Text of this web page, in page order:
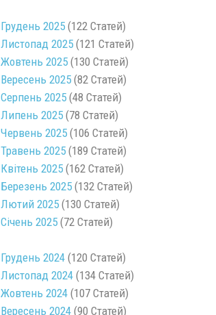
Грудень 2025(122 Статей)
Листопад 2025(121 Статей)
Жовтень 2025(130 Статей)
Вересень 2025(82 Статей)
Серпень 2025(48 Статей)
Липень 2025(78 Статей)
Червень 2025(106 Статей)
Травень 2025(189 Статей)
Квітень 2025(162 Статей)
Березень 2025(132 Статей)
Лютий 2025(130 Статей)
Січень 2025(72 Статей)
Грудень 2024(120 Статей)
Листопад 2024(134 Статей)
Жовтень 2024(107 Статей)
Вересень 2024(90 Статей)